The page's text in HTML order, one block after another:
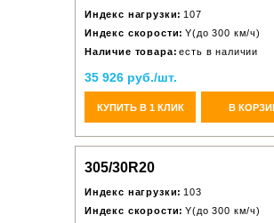
Индекс нагрузки: 107
Индекс скорости: Y(до 300 км/ч)
Наличие товара: есть в наличии
35 926 руб./шт.
КУПИТЬ В 1 КЛИК В
305/30R20
Индекс нагрузки: 103
Индекс скорости: Y(до 300 км/ч)